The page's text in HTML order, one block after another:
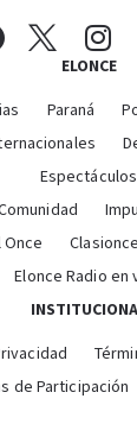
ELONCE
Paraná
Espectáculos
Once
Clasionce
Elonce Radio en
de Participación